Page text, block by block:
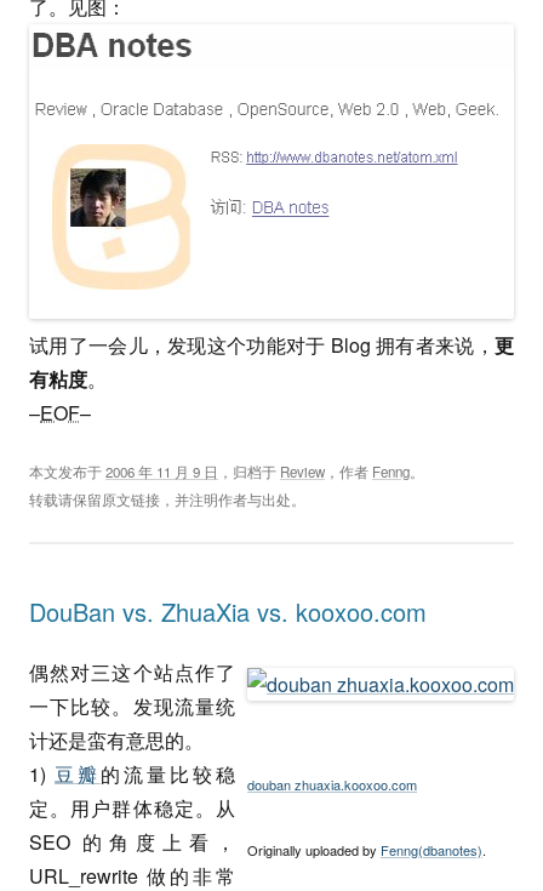
了。见图：
试用了一会儿，发现这个功能对于 Blog 拥有者来说， 更
有粘度。
–EOF–
本文发布于2006 年 11 月 9 日 ，归档于 Review ，作者 Fenng。
转载请保留原文链接，并注明作者与出处。
DouBan vs. ZhuaXia vs. kooxoo.com
douban zhuaxia.kooxoo.com
Originally uploaded by Fenng(dbanotes).
偶然对三这个站点作了
一下比较。发现流量统
计还是蛮有意思的。
1) 豆瓣的流量比较稳
定。用户群体稳定。从
SEO 的角度上看，
URL_rewrite 做的非常